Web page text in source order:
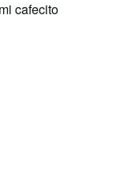
cafecito